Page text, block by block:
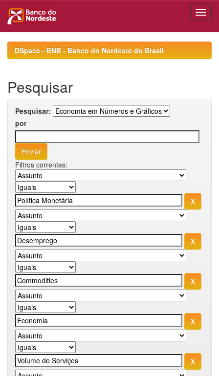
navigationDSpace - BNB - Banco do Nordeste do Brasil
Pesquisar
Pesquisar:
por
Filtros correntes: